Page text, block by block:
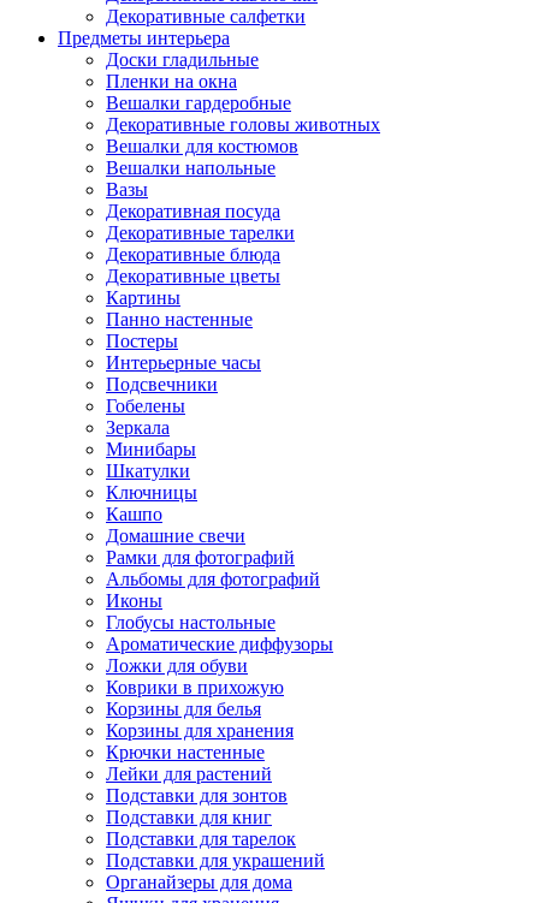
Декоративные салфетки
Предметы интерьера
Доски гладильные
Пленки на окна
Вешалки гардеробные
Декоративные головы животных
Вешалки для костюмов
Вешалки напольные
Вазы
Декоративная посуда
Декоративные тарелки
Декоративные блюда
Декоративные цветы
Картины
Панно настенные
Постеры
Интерьерные часы
Подсвечники
Гобелены
Зеркала
Минибары
Шкатулки
Ключницы
Кашпо
Домашние свечи
Рамки для фотографий
Альбомы для фотографий
Иконы
Глобусы настольные
Ароматические диффузоры
Ложки для обуви
Коврики в прихожую
Корзины для белья
Корзины для хранения
Крючки настенные
Лейки для растений
Подставки для зонтов
Подставки для книг
Подставки для тарелок
Подставки для украшений
Органайзеры для дома